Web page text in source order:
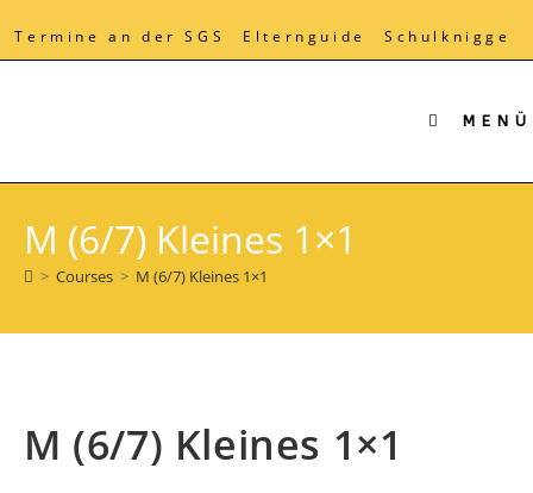
springen
Termine an der SGS Elternguide Schulknigge
MENÜ
M (6/7) Kleines 1×1
> Courses > M (6/7) Kleines 1×1
M (6/7) Kleines 1×1